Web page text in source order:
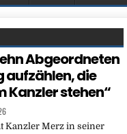
Abgeordneten
aufzählen, die
Kanzler stehen“
Kanzler Merz in seiner